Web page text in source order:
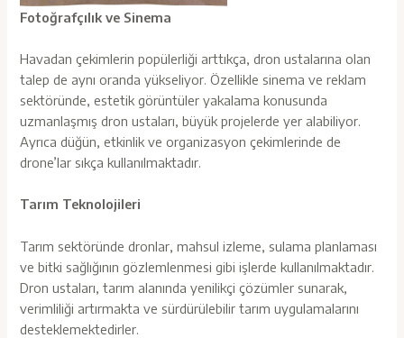
Fotoğrafçılık ve Sinema
Havadan çekimlerin popülerliği arttıkça, dron ustalarına olan
talep de aynı oranda yükseliyor. Özellikle sinema ve reklam
sektöründe, estetik görüntüler yakalama konusunda
uzmanlaşmış dron ustaları, büyük projelerde yer alabiliyor.
Ayrıca düğün, etkinlik ve organizasyon çekimlerinde de
drone’lar sıkça kullanılmaktadır.
Tarım Teknolojileri
Tarım sektöründe dronlar, mahsul izleme, sulama planlaması
ve bitki sağlığının gözlemlenmesi gibi işlerde kullanılmaktadır.
Dron ustaları, tarım alanında yenilikçi çözümler sunarak,
verimliliği artırmakta ve sürdürülebilir tarım uygulamalarını
desteklemektedirler.